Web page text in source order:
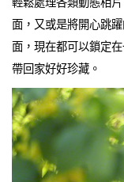
面，又或是將開心跳
面，現在都可以鎖定
帶回家好好珍藏。